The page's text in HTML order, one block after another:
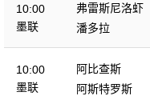
10:00
墨联
弗雷斯尼洛虾
潘多拉
10:00
墨联
阿比查斯
阿斯特罗斯